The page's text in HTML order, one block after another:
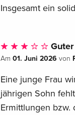
Insgesamt ein
Am 01. Juni 2026 von
Eine junge Frau
jährigen Sohn
Ermittlungen